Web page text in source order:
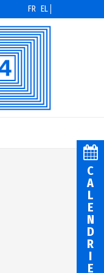
FR EL
C
A
L
E
N
D
R
I
E